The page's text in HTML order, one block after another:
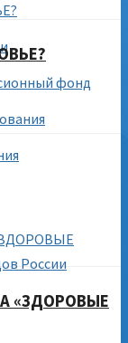
фонд
России
«ЗДОРОВЫЕ